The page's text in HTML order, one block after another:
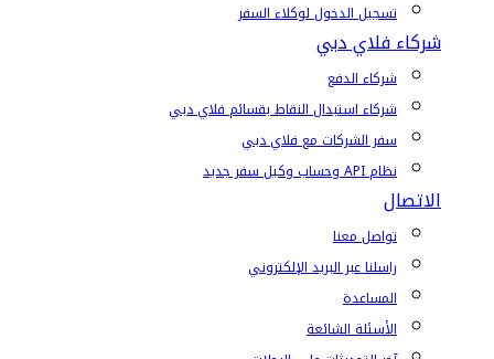
تسجيل الدخول لوكلاء السفر
شركاء فلاي دبي
شركاء الدفع
شركاء استبدال النقاط بقسائم فلاي دبي
سفر الشركات مع فلاي دبي
نظام API وحساب وكيل سفر جديد
الاتصال
تواصل معنا
راسلنا عبر البريد الإلكتروني
المساعدة
الأسئلة الشائعة